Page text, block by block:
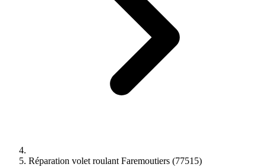
Réparation volet roulant Faremoutiers (77515)